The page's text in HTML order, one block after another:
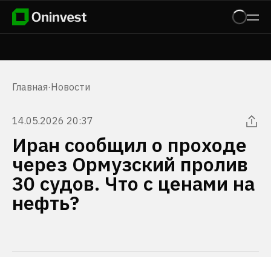
Главная·Новости
14.05.2026 20:37
Иран сообщил о проходе
через Ормузский пролив
30 судов. Что с ценами на
нефть?